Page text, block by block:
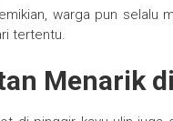
warga pun selalu
tertentu.
Menarik